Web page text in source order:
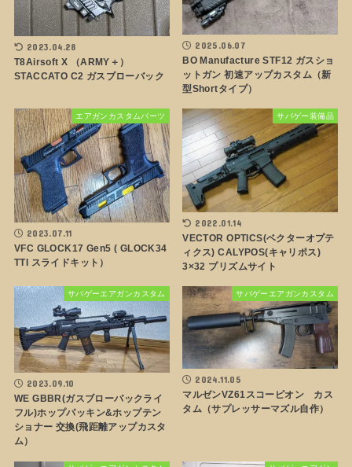
2023.04.28
T8Airsoft X （ARMY＋）
STACCATO C2 ガスブローバック
2025.06.07
BO Manufacture STF12 ガスショ
ットガン 初速アップカスタム（新
型Shortタイプ）
エアガンカスタムパーツ
2023.07.11
VFC GLOCK17 Gen5 ( GLOCK34
TTI スライドキット）
サバゲー装備品
2022.01.14
VECTOR OPTICS(ベクターオプテ
ィクス) CALYPOS(キャリポス)
3×32 プリズムサイト
サバゲーエアガンカスタム
2023.09.10
WE GBBR(ガスブローバックライ
フル)ホップパッキン&ホップテン
ショナー 交換(飛距離アップカスタ
ム）
サバゲーエアガンカスタム
2024.11.05
マルゼンVZ61スコーピオン カス
タム（サプレッサーマズル自作）